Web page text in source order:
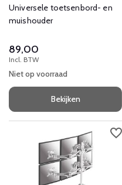
Universele toetsenbord- en
muishouder
89,00
Incl. BTW
Niet op voorraad
Bekijken